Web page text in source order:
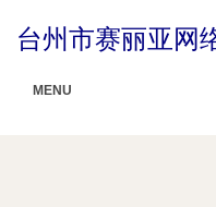
台州市赛丽亚网
MENU